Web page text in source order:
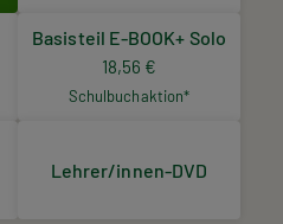
Basisteil E-BOOK+ Solo
18,56 €
Schulbuchaktion*
Lehrer/innen-DVD